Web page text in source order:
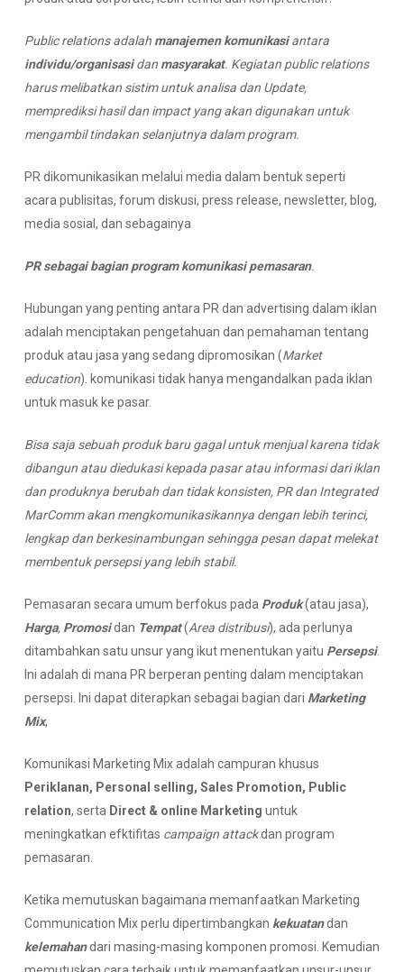
Public relationsadalah manajemen komunikasiantara
individu/organisasidan masyarakat. Kegiatanpublic relations
harusmelibatkan sistimuntukanalisadan Update,
memprediksihasil dan impactyang akan digunakanuntuk
mengambil tindakan selanjutnya dalam program.
PR dikomunikasikan melalui media dalam bentuk seperti
acara publisitas, forum diskusi, press release, newsletter, blog,
media sosial, dan sebagainya
PR sebagai bagian program komunikasi pemasaran.
Hubungan yang penting antara PR dan advertising dalam iklan
adalah menciptakan pengetahuan dan pemahaman tentang
produk atau jasa yang sedang dipromosikan (Market
education). komunikasi tidak hanya mengandalkan pada iklan
untuk masuk ke pasar.
Bisa saja sebuahprodukbaru gagal untuk menjual karena tidak
dibangunataudiedukasi kepada pasar atau informasi dari iklan
dan produknya berubah dan tidak konsisten, PR dan Integrated
MarComm akan mengkomunikasikannya dengan lebih terinci,
lengkap dan berkesinambungan sehingga pesan dapat melekat
membentuk persepsi yang lebih stabil.
Pemasaran secara umum berfokus pada Produk(atau jasa),
Harga, Promosidan Tempat(Area distribusi), ada perlunya
ditambahkan satu unsur yang ikut menentukan yaitu Persepsi.
Ini adalah di mana PR berperan penting dalam menciptakan
persepsi. Ini dapat diterapkan sebagai bagian dari Marketing
Mix,
Komunikasi Marketing Mix adalah campuran khusus
Periklanan, Personal selling, Sales Promotion, Public
relation, serta Direct & online Marketing untuk
meningkatkan efktifitas campaign attackdan program
pemasaran.
Ketika memutuskan bagaimana memanfaatkan Marketing
Communication Mix perlu dipertimbangkan kekuatandan
kelemahandari masing-masing komponen promosi. Kemudian